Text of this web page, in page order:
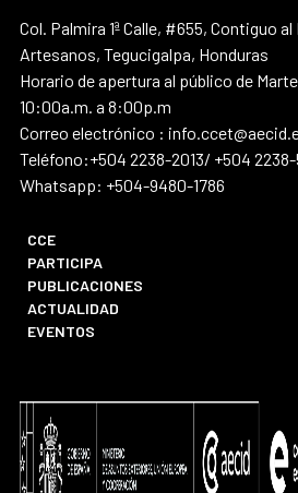
Col. Palmira 1ª Calle, #655, Contiguo
Artesanos, Tegucigalpa, Honduras
Horario de apertura al público de
10:00a.m. a 8:00p.m
Correo electrónico :
Teléfono:+504 2238-2013/ +504 2238-
Whatsapp: +504-9480-1786
CCE
PARTICIPA
PUBLICACIONES
ACTUALIDAD
EVENTOS